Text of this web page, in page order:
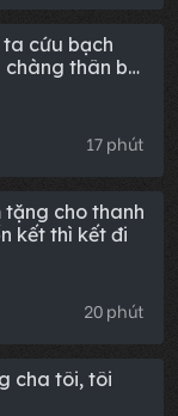
cứu bạch
thân bại
17 phút
tặng cho thanh
kết thì kết đi
20 phút
cha tôi, tôi